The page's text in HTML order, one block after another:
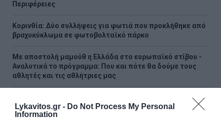
Lykavitos.gr - Do Not Process My Personal
Information
Περιφέρειες
Κορινθία: Δύο συλλήψεις για φωτιά που προκλήθηκε από
βραχυκύκλωμα σε φωτοβολταϊκό πάρκο
Με αποστολή μαμούθ η Ελλάδα στο ευρωπαϊκό στίβου -
Αναλυτικά το πρόγραμμα: Που και πότε θα δούμε τους
αθλητές και τις αθλήτριες μας
ΟΛΕΣ ΟΙ ΕΙΔΗΣΕΙΣ →